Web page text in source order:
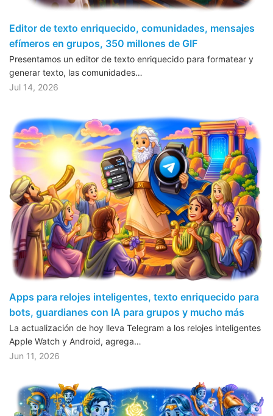
Editor de texto enriquecido, comunidades, mensajes
efímeros en grupos, 350 millones de GIF
Presentamos un editor de texto enriquecido para formatear y
generar texto, las comunidades…
Jul 14, 2026
Apps para relojes inteligentes, texto enriquecido para
bots, guardianes con IA para grupos y mucho más
La actualización de hoy lleva Telegram a los relojes inteligentes
Apple Watch y Android, agrega…
Jun 11, 2026